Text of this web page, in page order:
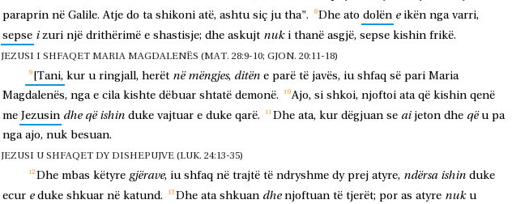
paraprin në Galile. Atje do ta shikoni atë, ashtu siç ju tha". Dhe ato dolën e ikën nga varri,
sepse i zuri një drithërimë e shastisje; dhe askujt nuk i thanë asgjë, sepse kishin frikë.
JEZUSI I SHFAQET MARIA MAGDALENËS (MAT. 28:9-10; GJON. 20:11-18)
[Tani, kur u ringjall, herët në mëngjes, ditën e parë të javës, iu shfaq së pari Maria
Magdalenës, nga e cila kishte dëbuar shtatë demonë. Ajo, si shkoi, njoftoi ata që kishin qenë
me Jezusin dhe që ishin duke vajtuar e duke qarë. Dhe ata, kur dëgjuan se ai jeton dhe që u pa
nga ajo, nuk besuan.
JEZUSI U SHFAQET DY DISHEPUJVE (LUK. 24:13-35)
Dhe mbas këtyre gjërave, iu shfaq në trajtë të ndryshme dy prej atyre, ndërsa ishin duke
ecur e duke shkuar në katund. Dhe ata shkuan dhe njoftuan të tjerët; por as atyre nuk u